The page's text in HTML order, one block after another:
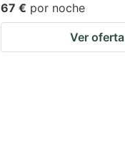
67 € por noche
Ver oferta